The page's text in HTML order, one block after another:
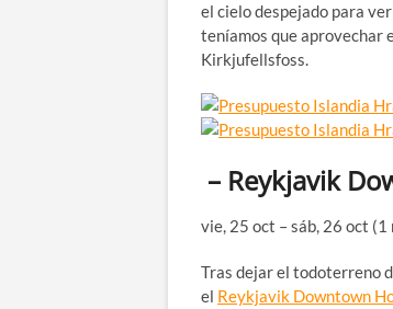
el cielo despejado para
teníamos que aprovechar
Kirkjufellsfoss.
– Reykjavik
vie, 25 oct – sáb, 26 oct (1
Tras dejar el todoterreno
el Reykjavik Downtown